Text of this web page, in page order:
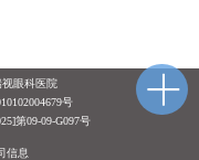
视眼科医院
号
第09-09-G097号
信息